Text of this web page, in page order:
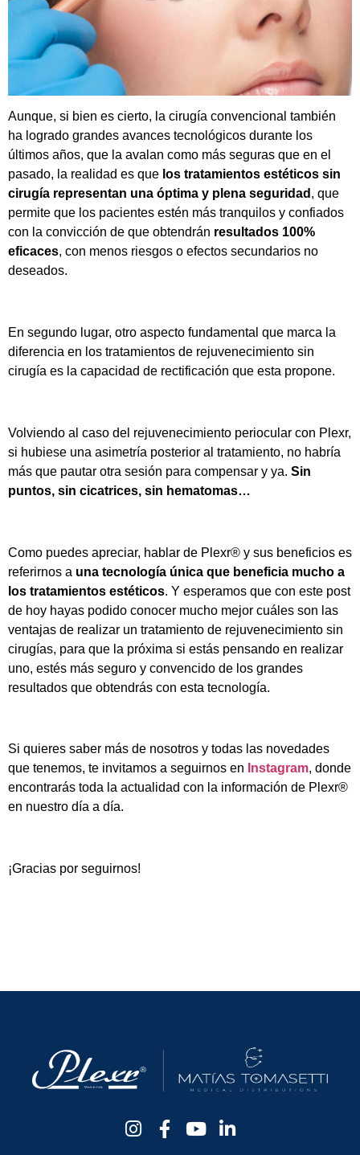
Aunque, si bien es cierto, la cirugía convencional también
ha logrado grandes avances tecnológicos durante los
últimos años, que la avalan como más seguras que en el
pasado, la realidad es que los tratamientos estéticos sin
cirugía representan una óptima y plena seguridad , que
permite que los pacientes estén más tranquilos y confiados
con la convicción de que obtendrán resultados 100%
eficaces, con menos riesgos o efectos secundarios no
deseados.
En segundo lugar, otro aspecto fundamental que marca la
diferencia en los tratamientos de rejuvenecimiento sin
cirugía es la capacidad de rectificación que esta propone.
Volviendo al caso del rejuvenecimiento periocular con Plexr,
si hubiese una asimetría posterior al tratamiento, no habría
más que pautar otra sesión para compensar y ya. Sin
puntos, sin cicatrices, sin hematomas…
Como puedes apreciar, hablar de Plexr® y sus beneficios es
referirnos a una tecnología única que beneficia mucho a
los tratamientos estéticos. Y esperamos que con este post
de hoy hayas podido conocer mucho mejor cuáles son las
ventajas de realizar un tratamiento de rejuvenecimiento sin
cirugías, para que la próxima si estás pensando en realizar
uno, estés más seguro y convencido de los grandes
resultados que obtendrás con esta tecnología.
Si quieres saber más de nosotros y todas las novedades
que tenemos, te invitamos a seguirnos en Instagram, donde
encontrarás toda la actualidad con la información de Plexr®
en nuestro día a día.
¡Gracias por seguirnos!